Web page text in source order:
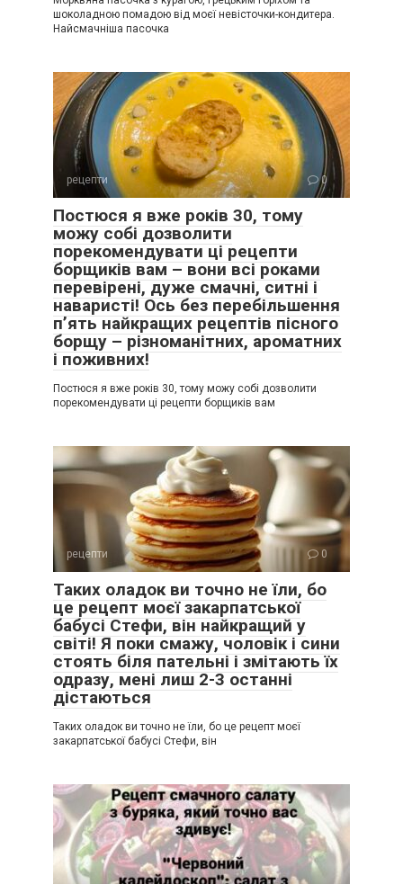
шоколадною помадою від моєї невісточки-кондитера.
Найсмачніша пасочка
рецепти 0
Постюся я вже років 30, тому
можу собі дозволити
порекомендувати ці рецепти
борщиків вам – вони всі роками
перевірені, дуже смачні, ситні і
наваристі! Ось без перебільшення
п’ять найкращих рецептів пісного
борщу – різноманітних, ароматних
і поживних!
Постюся я вже років 30, тому можу собі дозволити
порекомендувати ці рецепти борщиків вам
рецепти 0
Таких оладок ви точно не їли, бо
це рецепт моєї закарпатської
бабусі Стефи, він найкращий у
світі! Я поки смажу, чоловік і сини
стоять біля пательні і змітають їх
одразу, мені лиш 2-3 останні
дістаються
Таких оладок ви точно не їли, бо це рецепт моєї
закарпатської бабусі Стефи, він